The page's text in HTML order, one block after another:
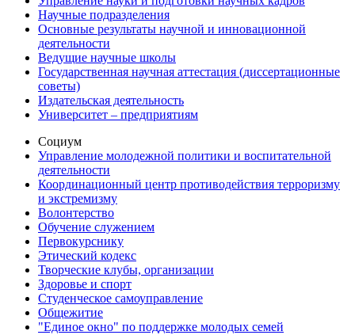
Научные подразделения
Основные результаты научной и инновационной
деятельности
Ведущие научные школы
Государственная научная аттестация (диссертационные
советы)
Издательская деятельность
Университет – предприятиям
Социум
Управление молодежной политики и воспитательной
деятельности
Координационный центр противодействия терроризму
и экстремизму
Волонтерство
Обучение служением
Первокурснику
Этический кодекс
Творческие клубы, организации
Здоровье и спорт
Студенческое самоуправление
Общежитие
"Единое окно" по поддержке молодых семей